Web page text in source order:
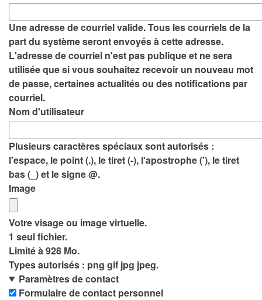
Une adresse de courriel valide. Tous les courriels de la
part du système seront envoyés à cette adresse.
L'adresse de courriel n'est pas publique et ne sera
utilisée que si vous souhaitez recevoir un nouveau mot
de passe, certaines actualités ou des notifications par
courriel.
Nom d'utilisateur
Plusieurs caractères spéciaux sont autorisés :
l'espace, le point (.), le tiret (-), l'apostrophe ('), le tiret
bas (_) et le signe @.
Image
Votre visage ou image virtuelle.
1 seul fichier.
Limité à 928 Mo.
Types autorisés : png gif jpg jpeg.
Paramètres de contact
Formulaire de contact personnel